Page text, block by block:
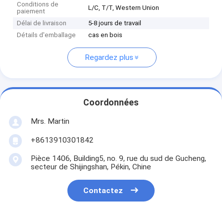
Conditions de
paiement
L/C, T/T, Western Union
Délai de livraison
5-8 jours de travail
Détails d'emballage
cas en bois
Regardez plus
Coordonnées
Mrs. Martin
+8613910301842
Pièce 1406, Building5, no. 9, rue du sud de Gucheng,
secteur de Shijingshan, Pékin, Chine
Contactez